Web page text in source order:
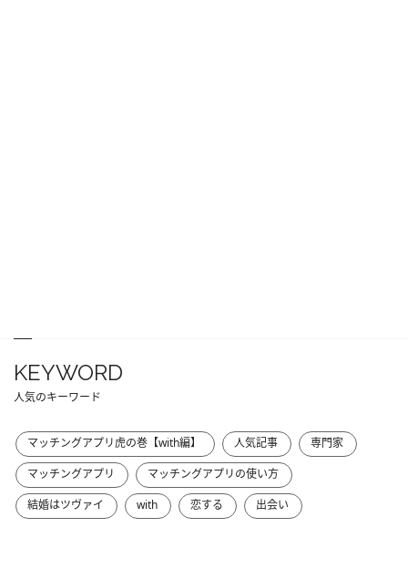
KEYWORD
人気のキーワード
マッチングアプリ虎の巻【with編】 人気記事
専門家
マッチングアプリ
マッチングアプリの使い方
結婚はツヴァイ
with 恋する 出会い